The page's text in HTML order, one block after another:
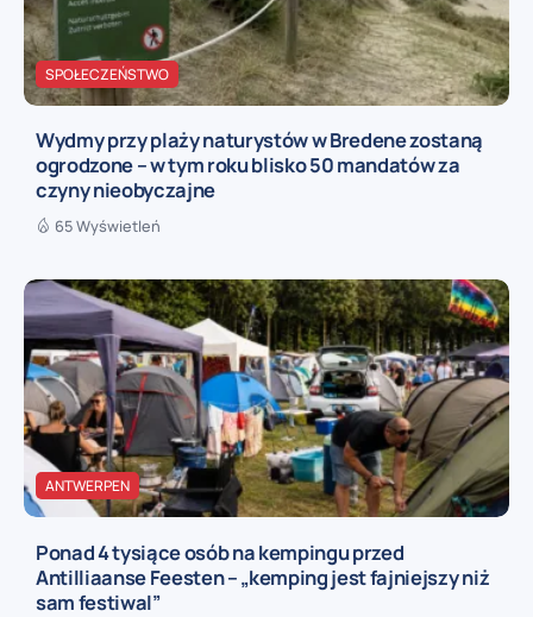
SPOŁECZEŃSTWO
Wydmy przy plaży naturystów w Bredene zostaną
ogrodzone – w tym roku blisko 50 mandatów za
czyny nieobyczajne
65 Wyświetleń
ANTWERPEN
Ponad 4 tysiące osób na kempingu przed
Antilliaanse Feesten – „kemping jest fajniejszy niż
sam festiwal”